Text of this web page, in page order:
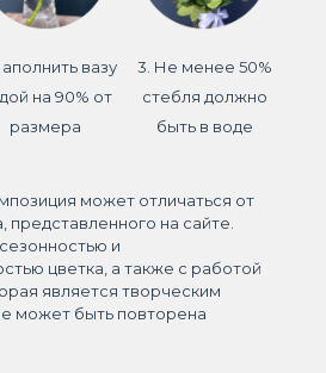
вазу
на 90% от
размера
3. Не менее 50%
стебля должно
быть в воде
может отличаться от
на сайте.
и
цветка, а также с работой
является творческим
может быть повторена